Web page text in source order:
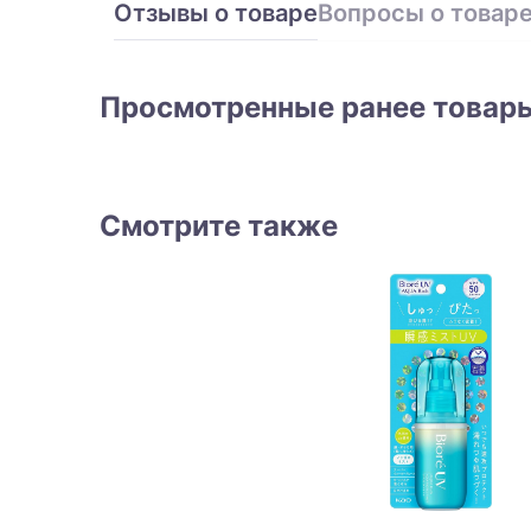
Отзывы о товареВопросы о
Просмотренные ранее
Смотрите также